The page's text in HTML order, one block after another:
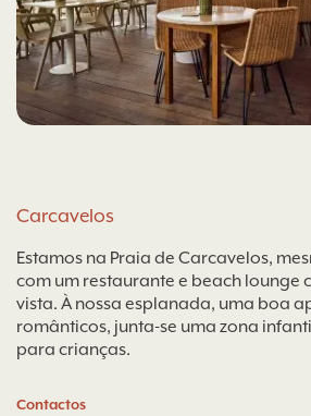
Carcavelos
Estamos na Praia de Carcavelos,
com um restaurante e beach lounge
vista. À nossa esplanada, uma boa
românticos, junta-se uma zona
para crianças.
Contactos